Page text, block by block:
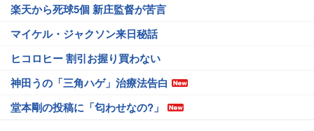
楽天から死球5個 新庄監督が苦言
マイケル・ジャクソン来日秘話
ヒコロヒー 割引お握り買わない
神田うの「三角ハゲ」治療法告白
堂本剛の投稿に「匂わせなの?」